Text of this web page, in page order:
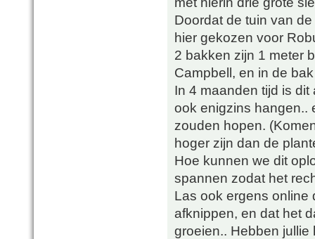
Doordat de tuin van
hier gekozen voor
2 bakken zijn 1 meter
Campbell, en in de
In 4 maanden tijd is
ook enigzins hangen..
zouden hopen.
hoger zijn dan de
Hoe kunnen we dit
spannen zodat het
Las ook ergens online
afknippen, en dat het
groeien.. Hebben jullie